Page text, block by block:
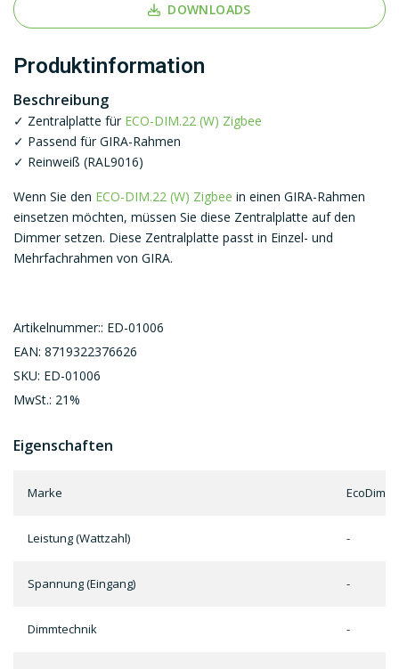
DOWNLOADS
Produktinformation
Beschreibung
✓ Zentralplatte für ECO-DIM.22 (W) Zigbee
✓ Passend für GIRA-Rahmen
✓ Reinweiß (RAL9016)
Wenn Sie den ECO-DIM.22 (W) Zigbee in einen GIRA-Rahmen
einsetzen möchten, müssen Sie diese Zentralplatte auf den
Dimmer setzen. Diese Zentralplatte passt in Einzel- und
Mehrfachrahmen von GIRA.
Artikelnummer:: ED-01006
EAN: 8719322376626
SKU: ED-01006
MwSt.: 21%
Eigenschaften
Marke EcoDim
Leistung (Wattzahl) -
Spannung (Eingang) -
Dimmtechnik -